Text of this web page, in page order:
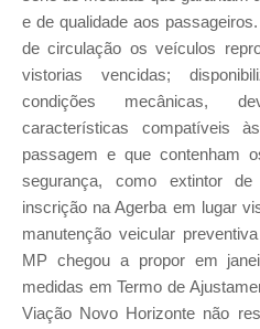
e de qualidade aos
de circulação os veículos
vistorias vencidas;
condições mecânicas,
características compatíveis
passagem e que contenham
segurança, como extintor
inscrição na Agerba em lugar
manutenção veicular
MP chegou a propor em
medidas em Termo de
Viação Novo Horizonte não